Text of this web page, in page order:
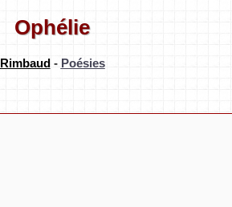
Ophélie
Rimbaud- Poésies